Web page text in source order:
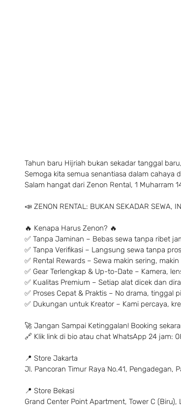
Tahun baru Hijriah bukan sekadar tanggal
Semoga kita semua senantiasa dalam cahaya
Salam hangat dari Zenon Rental, 1 Muharram
📣 ZENON RENTAL: BUKAN SEKADAR SEWA,
🔥 Kenapa Harus Zenon? 🔥
✅ Tanpa Jaminan – Bebas sewa tanpa ribet
✅ Tanpa Verifikasi – Langsung sewa tanpa
✅ Rental Rewards – Sewa makin sering,
✅ Gear Terlengkap & Up-to-Date – Kamera,
✅ Kualitas Premium – Setiap alat dicek dan
✅ Proses Cepat & Praktis – No drama, tinggal
✅ Dukungan untuk Kreator – Kami percaya,
🚀 Jangan Sampai Ketinggalan! Booking
🔗 Klik link di bio atau chat WhatsApp 24 jam:
📍 Store Jakarta
Jl. Pancoran Timur Raya No.41, Pengadegan,
📍 Store Bekasi
Grand Center Point Apartment, Tower C (Biru),